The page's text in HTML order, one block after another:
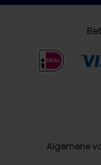
Algemene